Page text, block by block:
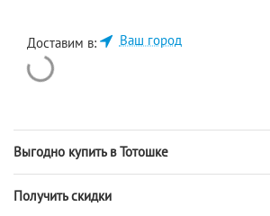
Доставим в: Ваш город
Выгодно купить в Тотошке
Получить скидки